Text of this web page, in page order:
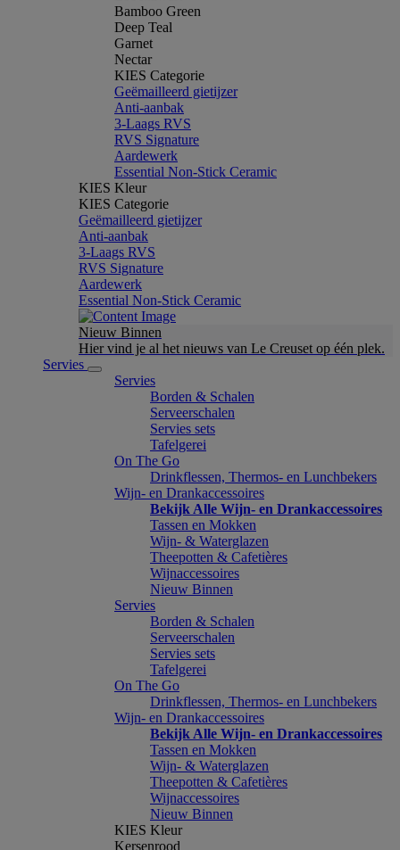
Bamboo Green
Deep Teal
Garnet
Nectar
KIES Categorie
Geëmailleerd gietijzer
Anti-aanbak
3-Laags RVS
RVS Signature
Aardewerk
Essential Non-Stick Ceramic
KIES Kleur
KIES Categorie
Geëmailleerd gietijzer
Anti-aanbak
3-Laags RVS
RVS Signature
Aardewerk
Essential Non-Stick Ceramic
Nieuw Binnen
Hier vind je al het nieuws van Le Creuset op één plek.
Servies
Servies
Borden & Schalen
Serveerschalen
Servies sets
Tafelgerei
On The Go
Drinkflessen, Thermos- en Lunchbekers
Wijn- en Drankaccessoires
Bekijk Alle Wijn- en Drankaccessoires
Tassen en Mokken
Wijn- & Waterglazen
Theepotten & Cafetières
Wijnaccessoires
Nieuw Binnen
Servies
Borden & Schalen
Serveerschalen
Servies sets
Tafelgerei
On The Go
Drinkflessen, Thermos- en Lunchbekers
Wijn- en Drankaccessoires
Bekijk Alle Wijn- en Drankaccessoires
Tassen en Mokken
Wijn- & Waterglazen
Theepotten & Cafetières
Wijnaccessoires
Nieuw Binnen
KIES Kleur
Kersenrood